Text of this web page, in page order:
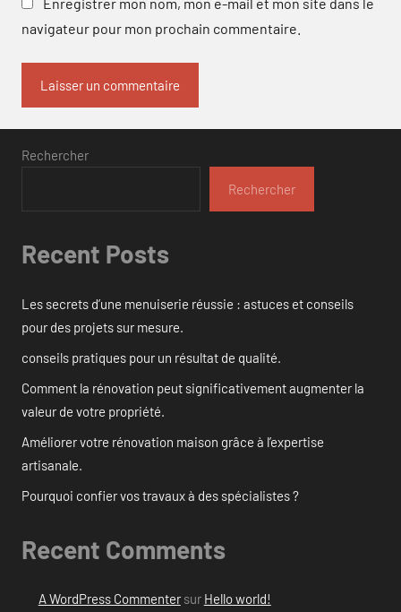
navigateur pour mon prochain commentaire.
Rechercher
Rechercher
Recent Posts
Les secrets d’une menuiserie réussie : astuces et conseils
pour des projets sur mesure.
conseils pratiques pour un résultat de qualité.
Comment la rénovation peut significativement augmenter la
valeur de votre propriété.
Améliorer votre rénovation maison grâce à l’expertise
artisanale.
Pourquoi confier vos travaux à des spécialistes ?
Recent Comments
A WordPress Commentersur Hello world!